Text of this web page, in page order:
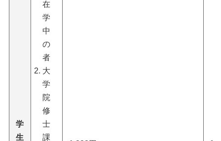
学
生
在
学
中
の
者
大
学
院
修
士
課